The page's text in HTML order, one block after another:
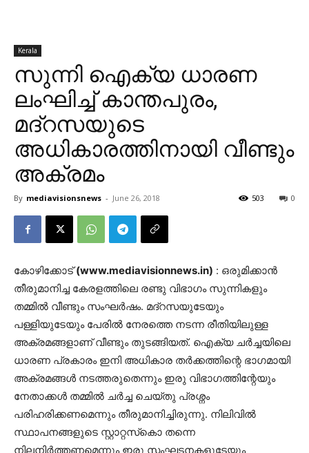
Kerala
സുന്നി ഐക്യ ധാരണ
ലംഘിച്ച് കാന്തപുരം,
മദ്റസയുടെ
അധികാരത്തിനായി വീണ്ടും
അക്രമം
By mediavisionsnews - June 26, 2018 0
503
കോഴിക്കോട്(www.mediavisionnews.in) : ഒരുമിക്കാന്‍
തീരുമാനിച്ച കേരളത്തിലെ രണ്ടു വിഭാഗം സുന്നികളും
തമ്മില്‍ വീണ്ടും സംഘര്‍ഷം. മദ്റസയുടേയും
പള്ളിയുടേയും പേരില്‍ നേരത്തെ നടന്ന രീതിയിലുള്ള
അക്രമങ്ങളാണ് വീണ്ടും തുടങ്ങിയത്. ഐക്യ ചര്‍ച്ചയിലെ
ധാരണ പ്രകാരം ഇനി അധികാര തര്‍ക്കത്തിന്റെ ഭാഗമായി
അക്രമങ്ങള്‍ നടത്തരുതെന്നും ഇരു വിഭാഗത്തിന്റേയും
നേതാക്കള്‍ തമ്മില്‍ ചര്‍ച്ച ചെയ്തു പ്രശ്നം
പരിഹരിക്കണമെന്നും തീരുമാനിച്ചിരുന്നു. നിലിവില്‍
സ്ഥാപനങ്ങളുടെ സ്റ്റാറ്റസ്‌കൊ തന്നെ
നിലനിര്‍ത്തണമെന്നും ഇരു സംഘടനകളുടേയും